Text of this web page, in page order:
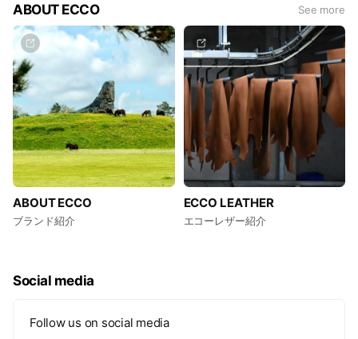
ABOUT ECCO See more
ABOUT ECCO
ブランド紹介
ECCO LEATHER
エコーレザー紹介
Social media
Follow us on social media